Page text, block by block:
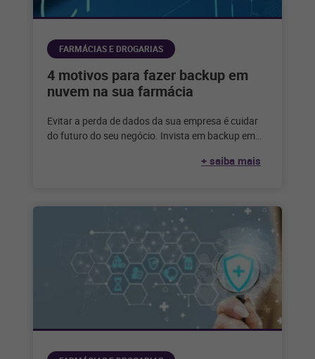
FARMÁCIAS E DROGARIAS
4 motivos para fazer backup em
nuvem na sua farmácia
Evitar a perda de dados da sua empresa é cuidar
do futuro do seu negócio. Invista em backup em
+ saiba mais